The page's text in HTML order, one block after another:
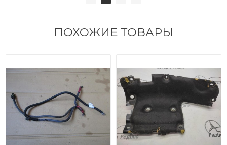
ПОХОЖИЕ ТОВАРЫ